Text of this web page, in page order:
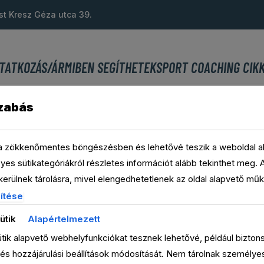
Kresz Géza utca 39.
ÁRMIBEN SEGÍTHETEKSPORT COACHING
zökkenőmentes böngészésben és lehetővé teszik a weboldal
sütikategóriákról részletes információt alább tekinthet meg.
tárolásra, mivel elengedhetetlenek az oldal alapvető
nem igényelnek hozzájárulást. Harmadik féltől származó sütiket
csak az Ön hozzájárulásával aktiválódnak. Dönthet úgy,
fontos tudnia, hogy egyes típusok kikapcsolása
Alapértelmezett
alapvető webhelyfunkciókat tesznek lehetővé, például
hozzájárulási beállítások módosítását. Nem tárolnak